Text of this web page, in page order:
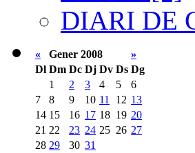
DIARI DE
« Gener 2008
»
Dl Dm Dc Dj Dv Ds Dg
1
2 3 4 5
6
7
8 9 10 11 12 13
14 15 16 17 18 19 20
21 22 23 24 25 26 27
28 29 30 31